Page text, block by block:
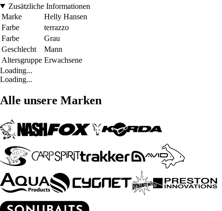
Zusätzliche Informationen
Marke
Helly Hansen
Farbe
terrazzo
Farbe
Grau
Geschlecht
Mann
Altersgruppe Erwachsene
Loading...
Loading...
Alle unsere Marken